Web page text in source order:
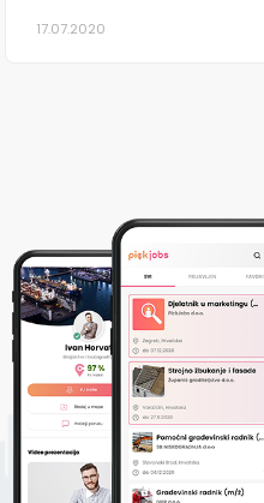
17.07.2020